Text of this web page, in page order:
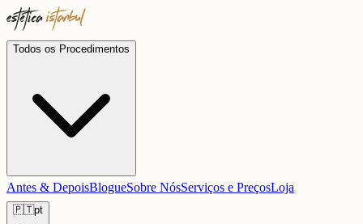
Todos os Procedimentos
Antes & DepoisBlogueSobre NósServiços e PreçosLoja
🇵🇹pt